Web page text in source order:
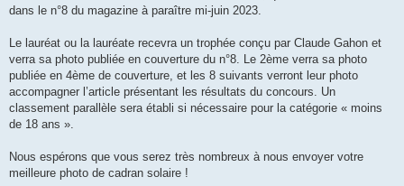
dans le n°8 du magazine à paraître mi-juin 2023.
Le lauréat ou la lauréate recevra un trophée conçu par Claude Gahon et
verra sa photo publiée en couverture du n°8. Le 2ème verra sa photo
publiée en 4ème de couverture, et les 8 suivants verront leur photo
accompagner l’article présentant les résultats du concours. Un
classement parallèle sera établi si nécessaire pour la catégorie « moins
de 18 ans ».
Nous espérons que vous serez très nombreux à nous envoyer votre
meilleure photo de cadran solaire !